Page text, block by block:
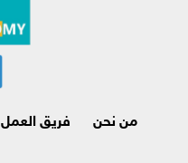
من نحن فريق العمل